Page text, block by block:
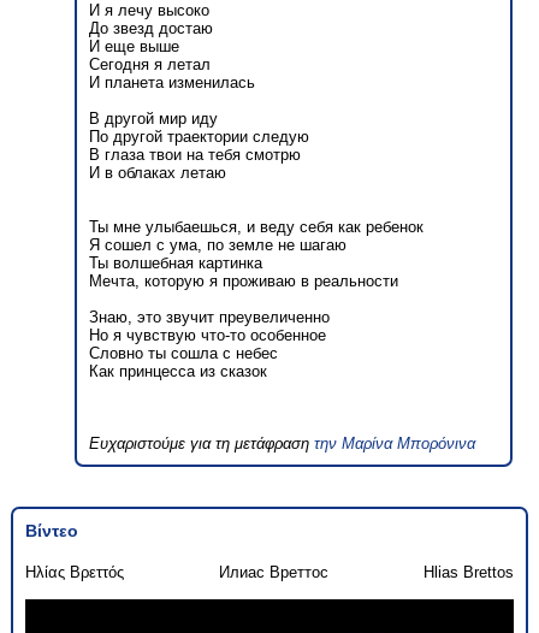
И я лечу высоко
До звезд достаю
И еще выше
Сегодня я летал
И планета изменилась
В другой мир иду
По другой траектории следую
В глаза твои на тебя смотрю
И в облаках летаю
Ты мне улыбаешься, и веду себя как ребенок
Я сошел с ума, по земле не шагаю
Ты волшебная картинка
Мечта, которую я проживаю в реальности
Знаю, это звучит преувеличенно
Но я чувствую что-то особенное
Словно ты сошла с небес
Как принцесса из сказок
Ευχαριστούμε για τη μετάφρασητην Μαρίνα Μπορόνινα
Βίντεο
Ηλίας Βρεττός Илиас Вреттос Hlias Brettos